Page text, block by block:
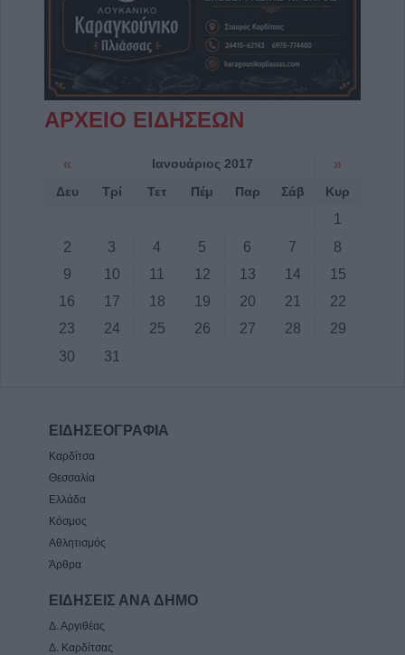
ΑΡΧΕΙΟ ΕΙΔΗΣΕΩΝ
« Ιανουάριος 2017 »
Δευ Τρί Τετ Πέμ Παρ Σάβ Κυρ
1
2
3 4 5 6 7
8
9
10 11 12 13 14
15
16
17 18 19 20 21
22
23
24 25 26 27 28
29
30
31
ΕΙΔΗΣΕΟΓΡΑΦΙΑ
Καρδίτσα
Θεσσαλία
Ελλάδα
Κόσμος
Αθλητισμός
Άρθρα
ΕΙΔΗΣΕΙΣ ΑΝΑ ΔΗΜΟ
Δ. Αργιθέας
Δ. Καρδίτσας